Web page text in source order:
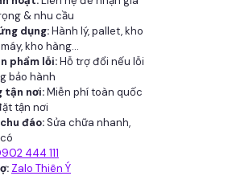
& nhu cầu
dụng:Hành lý, pallet, kho
kho hàng...
phẩm lỗi:Hỗ trợ đổi nếu lỗi
bảo hành
tận nơi:Miễn phí toàn quốc
tận nơi
đáo:Sửa chữa nhanh,
444 111
Zalo Thiên Ý